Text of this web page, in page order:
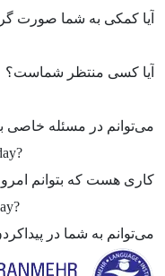
آیا کمکی به شما صورت
آیا کسی منتظر شماست؟
می‌توانم در مسئله خاصی
کاری هست که بتوانم
می‌توانم به شما در